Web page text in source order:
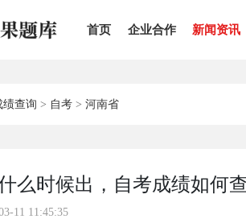
首页 企业合作 新闻资讯
绩查询 > 自考 > 河南省
么时候出，自考成绩如何
11 11:45:35